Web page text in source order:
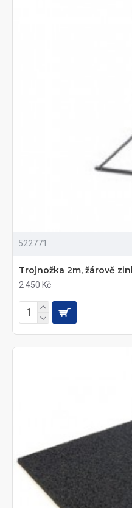
522771
Trojnožka 2m, žárově
2 450 Kč